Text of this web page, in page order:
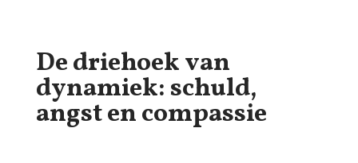
De driehoek van
dynamiek: schuld,
angst en compassie